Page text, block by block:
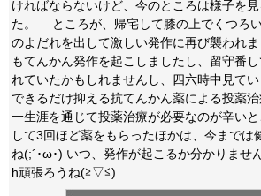
ければならないけど、今のところは様子を
た。 ところが、帰宅して膝の上でくつろ
のよだれを出して激しい発作に再び襲われ
もてんかん発作を起こしましたし、留守番
れていたかもしれませんし、四六時中見て
できるだけ抑える抗てんかん薬による投薬治
一生涯を通じて投薬治療が必要なのが辛い
して3回ほど薬をもらったほかは、今までは
ね(;´･ω･) いつ、発作が起こるか分かりませ
h頑張ろうね(≧▽≦)